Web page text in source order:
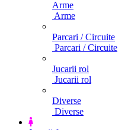
Arme
Arme
Parcari / Circuite
Parcari / Circuite
Jucarii rol
Jucarii rol
Diverse
Diverse